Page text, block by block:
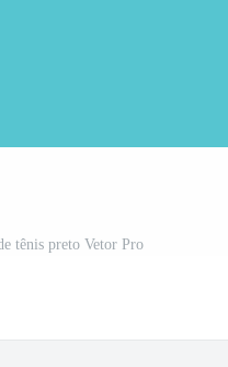
tênis preto Vetor Pro